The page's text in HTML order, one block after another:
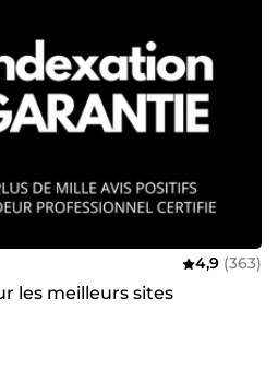
4,9 (363)
les meilleurs sites